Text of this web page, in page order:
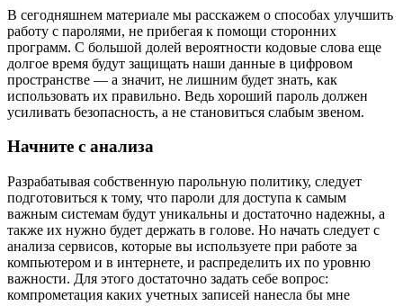
В сегодняшнем материале мы расскажем о способах улучшить
работу с паролями, не прибегая к помощи сторонних
программ. С большой долей вероятности кодовые слова еще
долгое время будут защищать наши данные в цифровом
пространстве — а значит, не лишним будет знать, как
использовать их правильно. Ведь хороший пароль должен
усиливать безопасность, а не становиться слабым звеном.
Начните с анализа
Разрабатывая собственную парольную политику, следует
подготовиться к тому, что пароли для доступа к самым
важным системам будут уникальны и достаточно надежны, а
также их нужно будет держать в голове. Но начать следует с
анализа сервисов, которые вы используете при работе за
компьютером и в интернете, и распределить их по уровню
важности. Для этого достаточно задать себе вопрос:
компрометация каких учетных записей нанесла бы мне